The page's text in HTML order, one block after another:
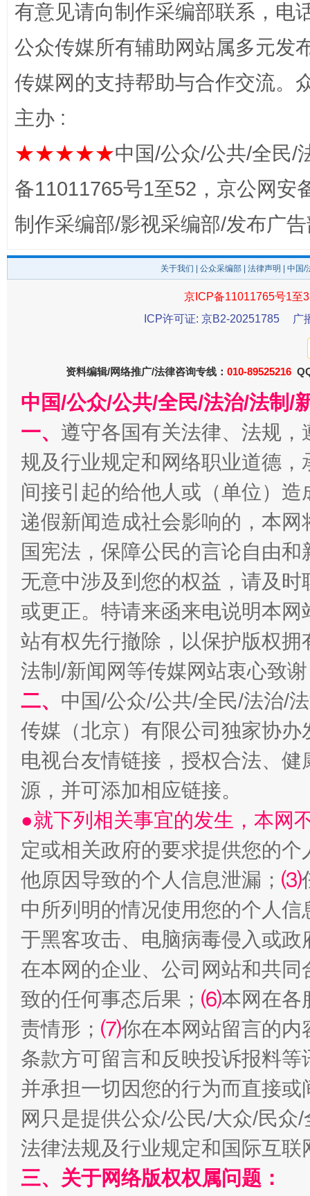
法徽映军营 权益有保障
一批国家标准开始实施 从
以产业富民促振兴
从幼儿园到大学，有这些资助 “
事关残疾人未来5年
有意见请向制作采编部联系，电
公众传媒所有辅助网站属多元发
传媒网的支持帮助与合作交流。
主办 :
★★★★★中国/公众/公共/全民/
备11011765号1至52，京公网安
制作采编部/影视采编部/发布广
关于我们 公众采编部 法律声明 | 中国
京ICP备11011765号1至
ICP许可证: 京B2-20251785
广
资料编辑/网络推广/法律咨询专线： 010-89525216
中国/公众/公共/全民/法治/法制/
一、 遵守各国有关法律、法规
规及行业规定和网络职业道德
间接引起的给他人或（单位）
递假新闻造成社会影响的，本
国宪法，保障公民的言论自由
无意中涉及到您的权益，请及
或更正。特请来函来电说明本
站有权先行撤除，以保护版权
法制/新闻网等传媒网站衷心致
二、 中国/公众/公共/全民/法治/
传媒（北京）有限公司独家协
电视台友情链接，授权合法、
源，并可添加相应链接。
●就下列相关事宜的发生，本网
定或相关政府的要求提供您的个
他原因导致的个人信息泄漏； ⑶
中所列明的情况使用您的个人
于黑客攻击、电脑病毒侵入或
在本网的企业、公司网站和共
致的任何事态后果； ⑹本网在各
责情形； ⑺你在本网站留言的内
条款方可留言和反映投诉报料
并承担一切因您的行为而直接
网只是提供公众/公民/大众/民
法律法规及行业规定和国际互
三、关于网络版权权属问题：